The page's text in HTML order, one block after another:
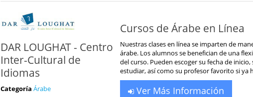
DAR LOUGHAT - Centro
Inter-Cultural de
Idiomas
Categoría Árabe
Cursos de Árabe en Línea
Nuestras clases en línea se imparten de
árabe. Los alumnos se benefician de una
del curso. Pueden escoger su fecha de
estudiar, así como su profesor favorito si ya
Ver Más Información